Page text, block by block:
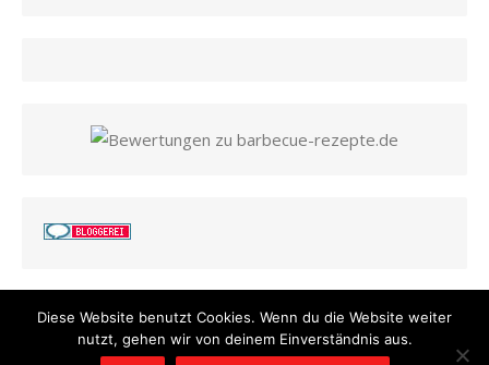
© 2026 Barbecue Rezepte/ Powered by WordPress / Theme by
Diese Website benutzt Cookies. Wenn du die Website weiter
nutzt, gehen wir von deinem Einverständnis aus.